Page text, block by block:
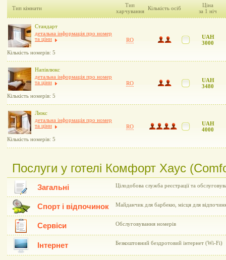
Тип кімнати
Тип
харчування
Кількість осіб
Ціна
за 1 ніч
Стандарт
детальна інформація про номер
та ціни
Кількість номерів: 5
RO
UAH
3000
Напівлюкс
детальна інформація про номер
та ціни
Кількість номерів: 5
RO
UAH
3480
Люкс
детальна інформація про номер
та ціни
Кількість номерів: 5
RO
UAH
4000
Послуги у готелі Комфорт Хаус
Загальні Цілодобова служба реєстрації та
Спорт і відпочинок Майданчик для барбекю, місця для
Сервіси Обслуговування номерів
Інтернет Безкоштовний бездротовий інтернет (Wi-Fi)